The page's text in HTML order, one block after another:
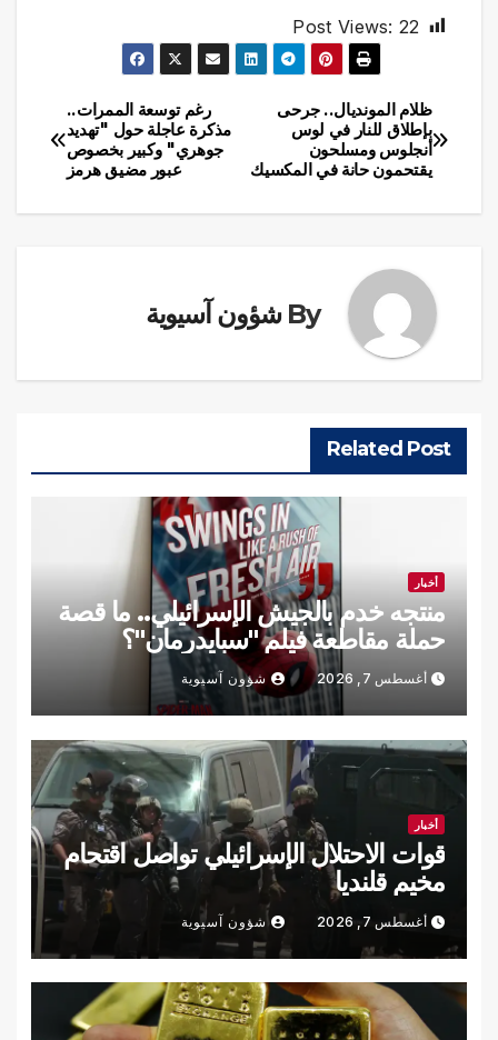
Post Views: 22
تصفّح
المقالات
رغم توسعة الممرات..
مذكرة عاجلة حول "تهديد
جوهري" وكبير بخصوص
عبور مضيق هرمز
ظلام المونديال.. جرحى
بإطلاق للنار في لوس
أنجلوس ومسلحون
يقتحمون حانة في المكسيك
By شؤون آسيوية
Related Post
أخبار
منتجه خدم بالجيش الإسرائيلي.. ما قصة
حملة مقاطعة فيلم "سبايدرمان"؟
أغسطس 7, 2026 شؤون آسيوية
أخبار
قوات الاحتلال الإسرائيلي تواصل اقتحام
مخيم قلنديا
أغسطس 7, 2026 شؤون آسيوية